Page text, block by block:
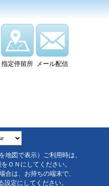
指定停留所 メール配信
地図で表示）ご利用時は、
ＯＮにしてください。
合は、お持ちの端末で、
定にしてください。